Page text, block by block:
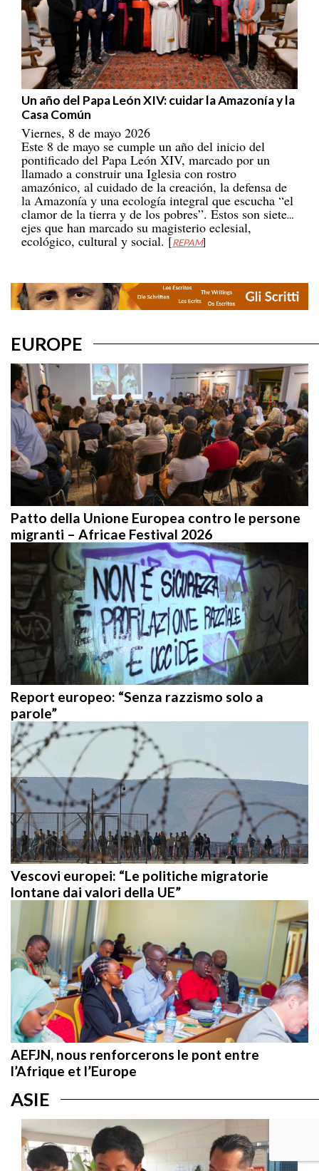
Un año del Papa León XIV: cuidar la Amazonía y la
Casa Común
Viernes, 8 de mayo 2026
Este 8 de mayo se cumple un año del inicio del
pontificado del Papa León XIV, marcado por un
llamado a construir una Iglesia con rostro
amazónico, al cuidado de la creación, la defensa de
la Amazonía y una ecología integral que escucha “el
clamor de la tierra y de los pobres”. Estos son siete
ejes que han marcado su magisterio eclesial,
ecológico, cultural y social. [REPAM]
Patto della Unione Europea contro le persone
migranti – Africae Festival 2026
Report europeo: “Senza razzismo solo a
parole”
Vescovi europei: “Le politiche migratorie
lontane dai valori della UE”
AEFJN, nous renforcerons le pont entre
l’Afrique et l’Europe